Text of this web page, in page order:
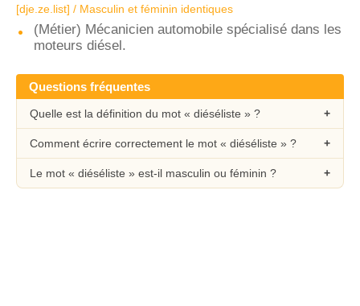
[dje.ze.list] / Masculin et féminin identiques
(Métier) Mécanicien automobile spécialisé dans les
moteurs diésel.
Questions fréquentes
Quelle est la définition du mot « diéséliste » ?
Comment écrire correctement le mot « diéséliste » ?
Le mot « diéséliste » est-il masculin ou féminin ?